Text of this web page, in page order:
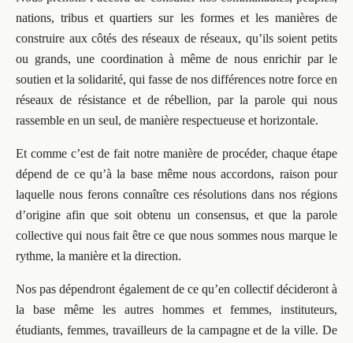
nations, tribus et quartiers sur les formes et les manières de
construire aux côtés des réseaux de réseaux, qu’ils soient petits
ou grands, une coordination à même de nous enrichir par le
soutien et la solidarité, qui fasse de nos différences notre force en
réseaux de résistance et de rébellion, par la parole qui nous
rassemble en un seul, de manière respectueuse et horizontale.
Et comme c’est de fait notre manière de procéder, chaque étape
dépend de ce qu’à la base même nous accordons, raison pour
laquelle nous ferons connaître ces résolutions dans nos régions
d’origine afin que soit obtenu un consensus, et que la parole
collective qui nous fait être ce que nous sommes nous marque le
rythme, la manière et la direction.
Nos pas dépendront également de ce qu’en collectif décideront à
la base même les autres hommes et femmes, instituteurs,
étudiants, femmes, travailleurs de la campagne et de la ville. De